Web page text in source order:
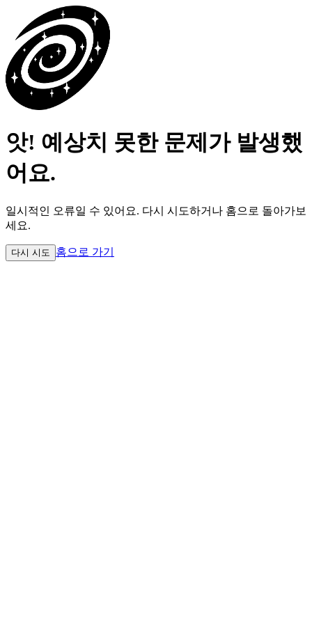
앗! 예상치 못한 문제가 발생했
어요.
일시적인 오류일 수 있어요. 다시 시도하거나 홈으로 돌아가보
세요.
다시 시도 홈으로 가기